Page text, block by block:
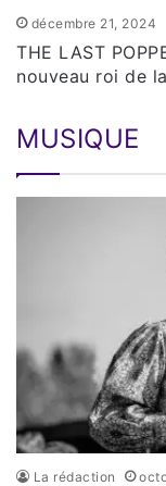
décembre 21, 2024
THE LAST
nouveau roi de
MUSIQUE
La rédaction